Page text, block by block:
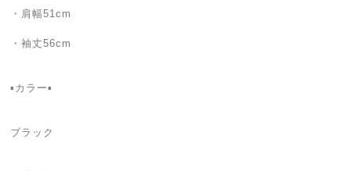
・肩幅51cm
・袖丈56cm
▪カラー▪
ブラック